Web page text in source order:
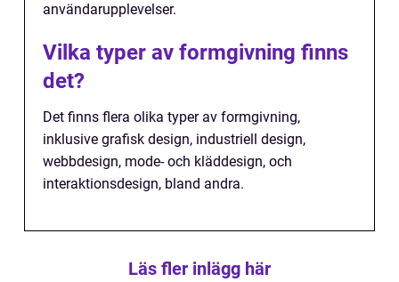
användarupplevelser.
Vilka typer av formgivning finns
det?
Det finns flera olika typer av formgivning,
inklusive grafisk design, industriell design,
webbdesign, mode- och kläddesign, och
interaktionsdesign, bland andra.
Läs fler inlägg här